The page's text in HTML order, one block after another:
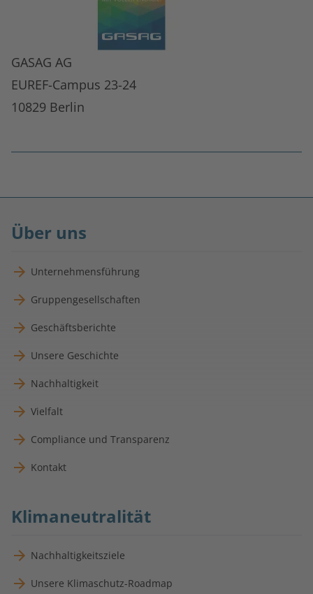
GASAG AG
EUREF-Campus 23-24
10829 Berlin
Über uns
Unternehmensführung
Gruppengesellschaften
Geschäftsberichte
Unsere Geschichte
Nachhaltigkeit
Vielfalt
Compliance und Transparenz
Kontakt
Klimaneutralität
Nachhaltigkeitsziele
Unsere Klimaschutz-Roadmap